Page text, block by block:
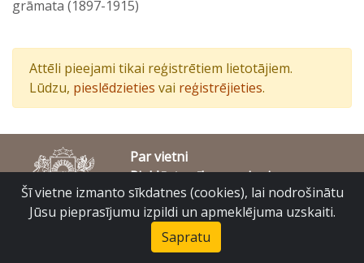
grāmata (1897-1915)
Attēli pieejami tikai reģistrētiem lietotājiem.
Lūdzu, pieslēdzieties vai reģistrējieties.
Par vietni
Piekļūstamības paziņojums
© Latvijas Valsts vēstures arhīvs 2007-2026
Slokas iela 16, Rīga, LV – 1048
raduraksti@arhivi.gov.lv
Šī vietne izmanto sīkdatnes (cookies), lai nodrošinātu
Jūsu pieprasījumu izpildi un apmeklējuma uzskaiti.
Sapratu